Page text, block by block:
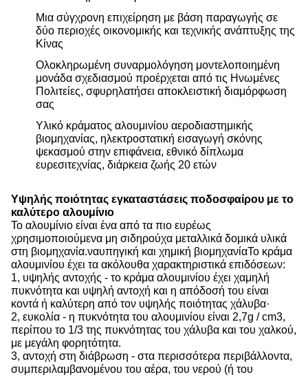
Μια σύγχρονη επιχείρηση με βάση παραγωγής σε
δύο περιοχές οικονομικής και τεχνικής ανάπτυξης της
Κίνας
Ολοκληρωμένη συναρμολόγηση μοντελοποιημένη
μονάδα σχεδιασμού προέρχεται από τις Ηνωμένες
Πολιτείες, σφυρηλατήσει αποκλειστική διαμόρφωση
σας
Υλικό κράματος αλουμινίου αεροδιαστημικής
βιομηχανίας, ηλεκτροστατική εισαγωγή σκόνης
ψεκασμού στην επιφάνεια, εθνικό δίπλωμα
ευρεσιτεχνίας, διάρκεια ζωής 20 ετών
Υψηλής ποιότητας εγκαταστάσεις ποδοσφαίρου με το
καλύτερο αλουμίνιο
Το αλουμίνιο είναι ένα από τα πιο ευρέως
χρησιμοποιούμενα μη σιδηρούχα μεταλλικά δομικά υλικά
στη βιομηχανία.ναυπηγική και χημική βιομηχανίαΤο κράμα
αλουμινίου έχει τα ακόλουθα χαρακτηριστικά επιδόσεων:
1, υψηλής αντοχής - το κράμα αλουμινίου έχει χαμηλή
πυκνότητα και υψηλή αντοχή και η απόδοσή του είναι
κοντά ή καλύτερη από τον υψηλής ποιότητας χάλυβα·
2, ευκολία - η πυκνότητα του αλουμινίου είναι 2,7g / cm3,
περίπου το 1/3 της πυκνότητας του χάλυβα και του χαλκού,
με μεγάλη φορητότητα.
3, αντοχή στη διάβρωση - στα περισσότερα περιβάλλοντα,
συμπεριλαμβανομένου του αέρα, του νερού (ή του